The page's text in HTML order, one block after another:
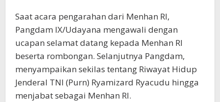
Saat acara pengarahan dari Menhan RI,
Pangdam IX/Udayana mengawali dengan
ucapan selamat datang kepada Menhan RI
beserta rombongan. Selanjutnya Pangdam,
menyampaikan sekilas tentang Riwayat Hidup
Jenderal TNI (Purn) Ryamizard Ryacudu hingga
menjabat sebagai Menhan RI.